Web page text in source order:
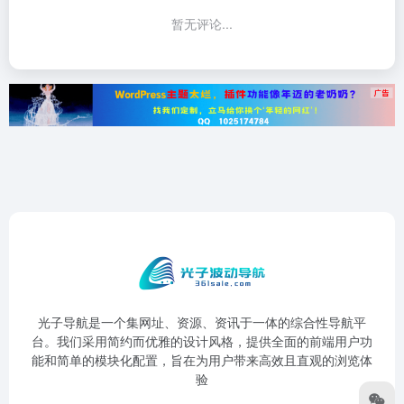
暂无评论...
光子导航是一个集网址、资源、资讯于一体的综合性导航平
台。我们采用简约而优雅的设计风格，提供全面的前端用户功
能和简单的模块化配置，旨在为用户带来高效且直观的浏览体
验